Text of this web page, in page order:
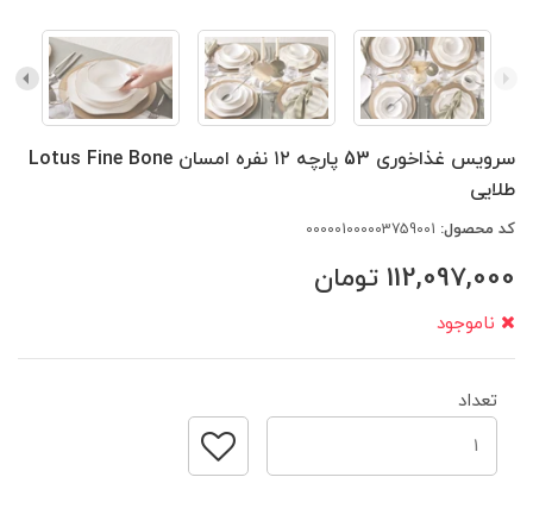
سرویس غذاخوری 53 پارچه ۱۲ نفره امسان Lotus Fine Bone
طلایی
کد محصول:
112,097,000 تومان
ناموجود
تعداد